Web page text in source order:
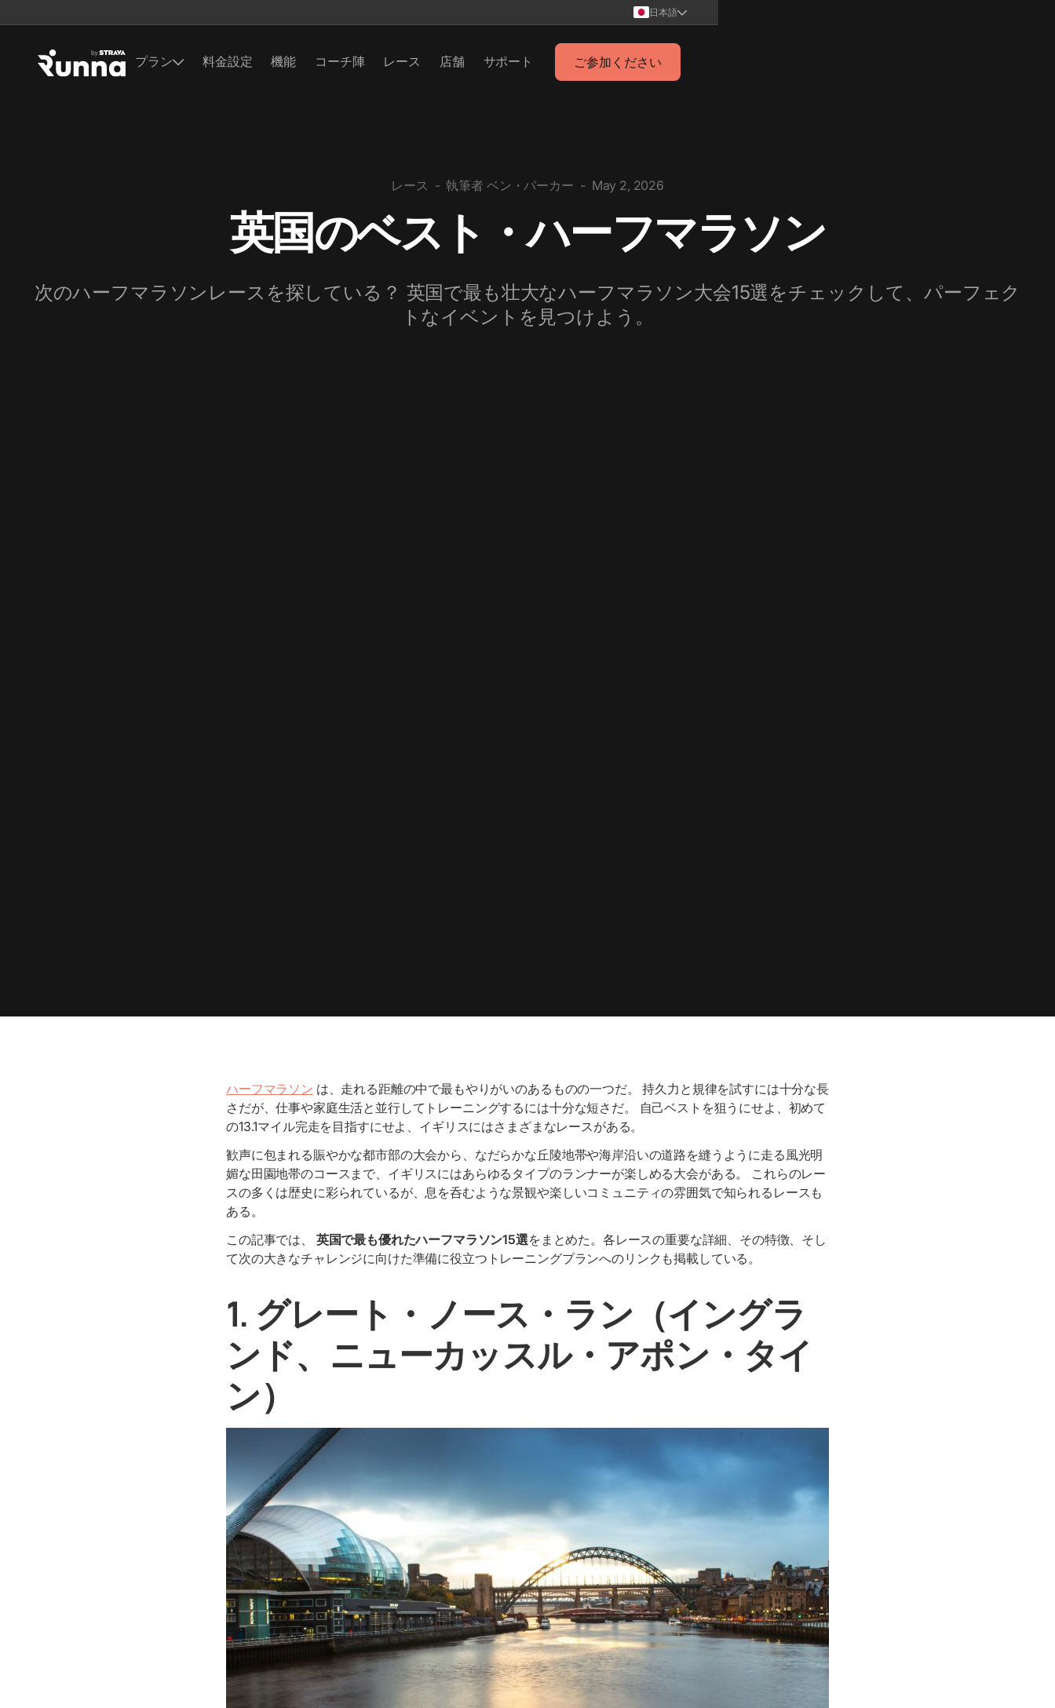
日本語
プラン 料金設定 機能 コーチ陣 レース 店舗 サポート ご参加ください
レース - 執筆者 ベン・パーカー - May 2, 2026
英国のベスト・ハーフマラソン
次のハーフマラソンレースを探している？ 英国で最も壮大なハーフマラソン大会15選をチェックして、パーフェク
トなイベントを見つけよう。
ハーフマラソン は、走れる距離の中で最もやりがいのあるものの一つだ。 持久力と規律を試すには十分な長
さだが、仕事や家庭生活と並行してトレーニングするには十分な短さだ。 自己ベストを狙うにせよ、初めて
の13.1マイル完走を目指すにせよ、イギリスにはさまざまなレースがある。
歓声に包まれる賑やかな都市部の大会から、なだらかな丘陵地帯や海岸沿いの道路を縫うように走る風光明
媚な田園地帯のコースまで、イギリスにはあらゆるタイプのランナーが楽しめる大会がある。 これらのレー
スの多くは歴史に彩られているが、息を呑むような景観や楽しいコミュニティの雰囲気で知られるレースも
ある。
この記事では、 英国で最も優れたハーフマラソン15選をまとめた。各レースの重要な詳細、その特徴、そし
て次の大きなチャレンジに向けた準備に役立つトレーニングプランへのリンクも掲載している。
1. グレート・ノース・ラン（イングラ
ンド、ニューカッスル・アポン・タイ
ン）